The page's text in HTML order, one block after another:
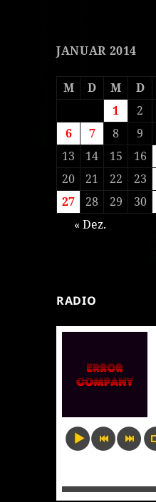
JANUAR 2014
M D M D
1
2
6
7 8 9
13
14 15 16
20
21 22 23
27
28 29 30
« Dez.
RADIO